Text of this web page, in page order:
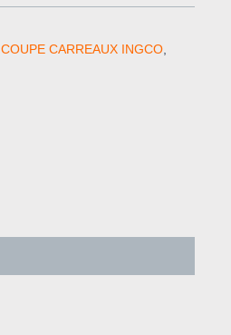
COUPE CARREAUX INGCO,